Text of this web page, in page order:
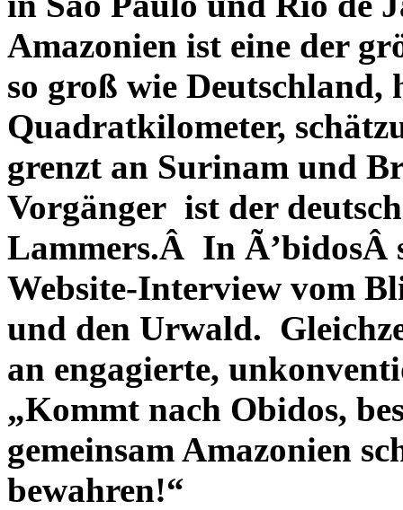
Amazonien ist eine der
so groß wie Deutschland,
Quadratkilometer,
grenzt an Surinam und
Vorgänger ist der
Lammers.Â In Ã’bidosÂ
Website-Interview vom
und den Urwald.
an engagierte,
„Kommt nach Obidos,
gemeinsam Amazonien
bewahren!“